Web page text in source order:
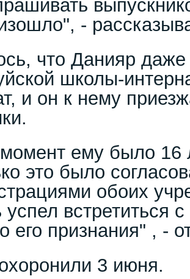
-
что Данияр даже
школы-
и он к нему
ему было 16
это было
обоих
встретиться
его признания" , -
3 июня.